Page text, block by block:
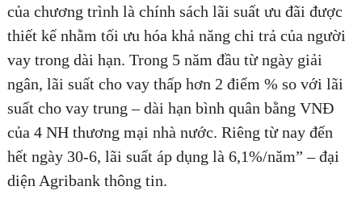
của chương trình là chính sách lãi suất ưu đãi được
thiết kế nhằm tối ưu hóa khả năng chi trả của người
vay trong dài hạn. Trong 5 năm đầu từ ngày giải
ngân, lãi suất cho vay thấp hơn 2 điểm % so với lãi
suất cho vay trung – dài hạn bình quân bằng VNĐ
của 4 NH thương mại nhà nước. Riêng từ nay đến
hết ngày 30-6, lãi suất áp dụng là 6,1%/năm” – đại
diện Agribank thông tin.